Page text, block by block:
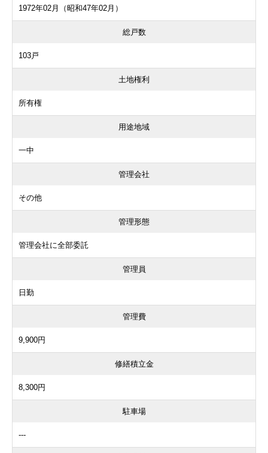
1972年02月（昭和47年02月）
総戸数
103戸
土地権利
所有権
用途地域
一中
管理会社
その他
管理形態
管理会社に全部委託
管理員
日勤
管理費
9,900円
修繕積立金
8,300円
駐車場
---